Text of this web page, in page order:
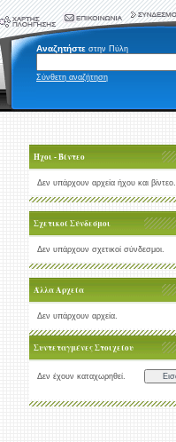
Αναζητήστε στην Πύλη
Σύνθετη αναζήτηση
Ήχοι - Βίντεο
Δεν υπάρχουν αρχεία ήχου και βίντεο.
Σχετικοί Σύνδεσμοι
Δεν υπάρχουν σχετικοί σύνδεσμοι.
Άλλα Αρχεία
Δεν υπάρχουν αρχεία.
Συντεταγμένες Στοιχείου
Δεν έχουν καταχωρηθεί.